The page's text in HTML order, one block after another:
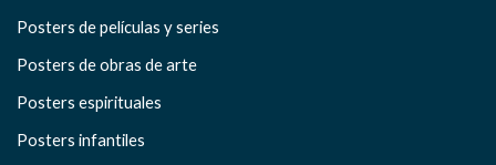
Posters de películas y series
Posters de obras de arte
Posters espirituales
Posters infantiles